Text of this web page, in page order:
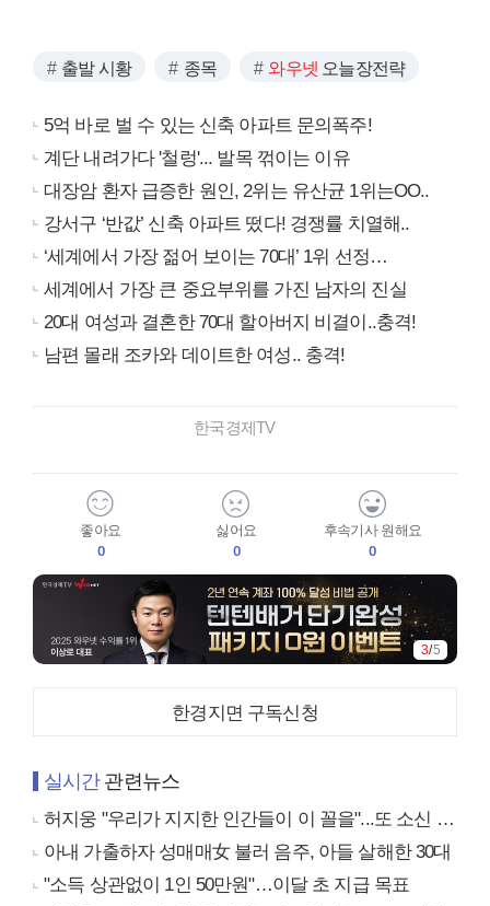
출발 시황 종목 와우넷 오늘장전략
5억 바로 벌 수 있는 신축 아파트 문의폭주!
계단 내려가다 '철렁'... 발목 꺾이는 이유
대장암 환자 급증한 원인, 2위는 유산균 1위는OO..
강서구 ‘반값’ 신축 아파트 떴다! 경쟁률 치열해..
‘세계에서 가장 젊어 보이는 70대’ 1위 선정…
세계에서 가장 큰 중요부위를 가진 남자의 진실
20대 여성과 결혼한 70대 할아버지 비결이..충격!
남편 몰래 조카와 데이트한 여성.. 충격!
한국경제TV
좋아요
0
싫어요
0
후속기사 원해요
0
3/5
한경지면 구독신청
실시간관련뉴스
허지웅 "우리가 지지한 인간들이 이 꼴을"...또 소신 발언
아내 가출하자 성매매女 불러 음주, 아들 살해한 30대
"소득 상관없이 1인 50만원"…이달 초 지급 목표